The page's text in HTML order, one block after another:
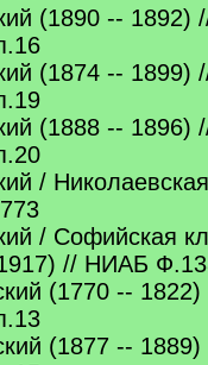
(1890 --
(1874 --
(1888 --
/
/ Софийская
// НИАБ
(1770 --
(1877 --